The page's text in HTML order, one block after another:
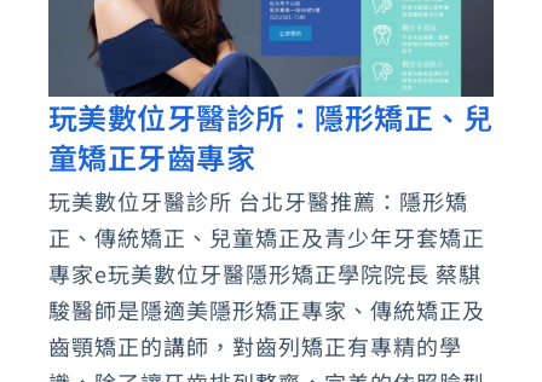
玩美數位牙醫診所：隱形矯正、兒
童矯正牙齒專家
玩美數位牙醫診所 台北牙醫推薦：隱形矯
正、傳統矯正、兒童矯正及青少年牙套矯正
專家e玩美數位牙醫隱形矯正學院院長 蔡騏
駿醫師是隱適美隱形矯正專家、傳統矯正及
齒顎矯正的講師，對齒列矯正有專精的學
玩
美
數
位
牙
醫
診